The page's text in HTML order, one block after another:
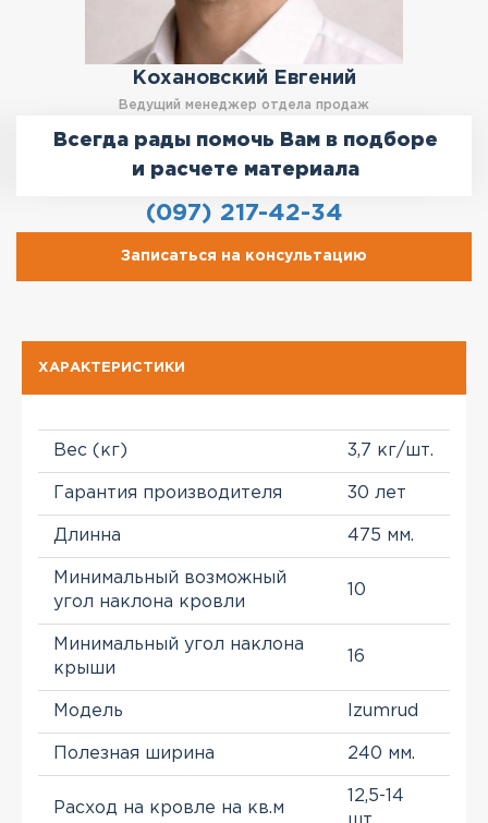
Кохановский Евгений
Ведущий менеджер отдела продаж
Всегда рады помочь Вам в подборе
и расчете материала
(097) 217-42-34
Записаться на консультацию
ХАРАКТЕРИСТИКИ
Вес (кг) 3,7 кг/шт.
Гарантия производителя 30 лет
Длинна 475 мм.
Минимальный возможный
угол наклона кровли
10
Минимальный угол наклона
крыши
16
Модель Izumrud
Полезная ширина 240 мм.
Расход на кровле на кв.м
12,5-14